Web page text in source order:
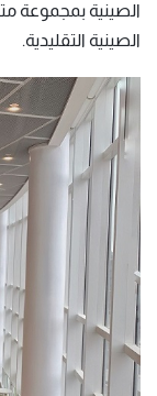
الصينية بمجموعة
الصينية التقليدية.